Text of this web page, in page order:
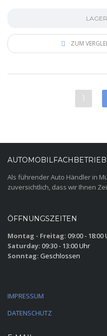
ZUM
1
Als führender Auto Händler in
zuversichtlich, dass wir Ihnen
ÖFFNUNGSZEITEN
Montag - Freitag: 09:00 - 18:00
Saturday: 09:30 - 13:00 Uhr
Sonntag: Geschlossen
IMPRESSUM
DATENSCHUTZ